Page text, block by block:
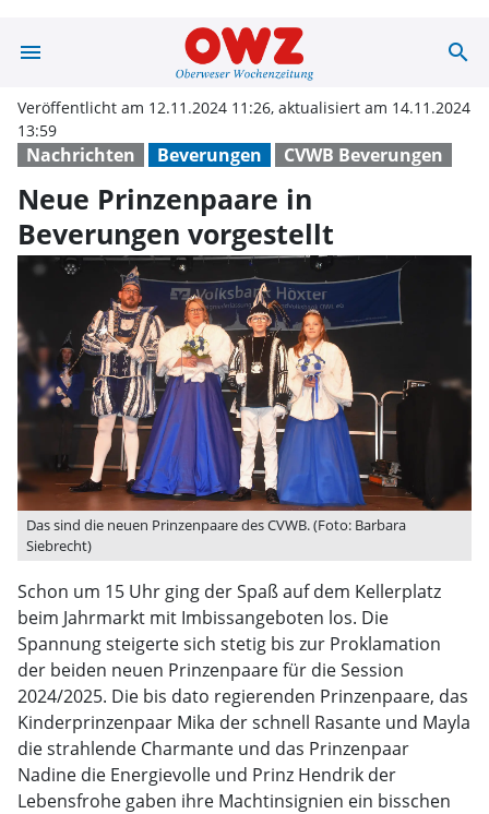
menu Neue search
Nachrichten Beverungen CVWB Beverungen
Veröffentlicht am 12.11.2024 11:26, aktualisiert am 14.11.2024
13:59
Neue Prinzenpaare in
Beverungen vorgestellt
Das sind die neuen Prinzenpaare des CVWB. (Foto: Barbara
Siebrecht)
Schon um 15 Uhr ging der Spaß auf dem Kellerplatz
beim Jahrmarkt mit Imbissangeboten los. Die
Spannung steigerte sich stetig bis zur Proklamation
der beiden neuen Prinzenpaare für die Session
2024/2025. Die bis dato regierenden Prinzenpaare, das
Kinderprinzenpaar Mika der schnell Rasante und Mayla
die strahlende Charmante und das Prinzenpaar
Nadine die Energievolle und Prinz Hendrik der
Lebensfrohe gaben ihre Machtinsignien ein bisschen